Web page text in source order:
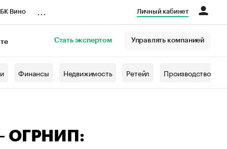
Вино Личный кабинет
Стать экспертом Управлять компанией
Финансы Недвижимость Ретейл Производство
ОГРНИП: